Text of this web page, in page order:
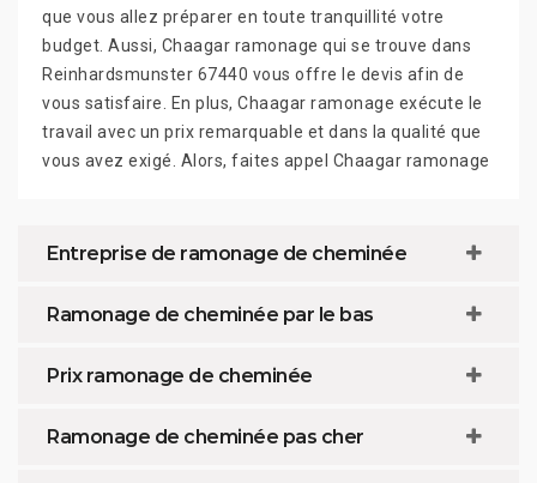
que vous allez préparer en toute tranquillité votre
budget. Aussi, Chaagar ramonage qui se trouve dans
Reinhardsmunster 67440 vous offre le devis afin de
vous satisfaire. En plus, Chaagar ramonage exécute le
travail avec un prix remarquable et dans la qualité que
vous avez exigé. Alors, faites appel Chaagar ramonage
Entreprise de ramonage de cheminée
Ramonage de cheminée par le bas
Prix ramonage de cheminée
Ramonage de cheminée pas cher